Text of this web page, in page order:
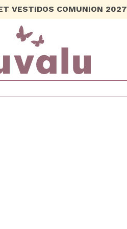
VESTIDOS COMUNION 2027